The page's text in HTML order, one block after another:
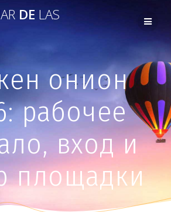
DE LAS
онион
рабочее
вход и
площадки